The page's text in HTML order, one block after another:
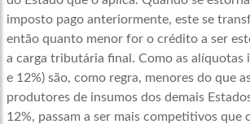
imposto pago anteriormente, este se
então quanto menor for o crédito a ser
a carga tributária final. Como as alíquotas
e 12%) são, como regra, menores do que
produtores de insumos dos demais
12%, passam a ser mais competitivos que